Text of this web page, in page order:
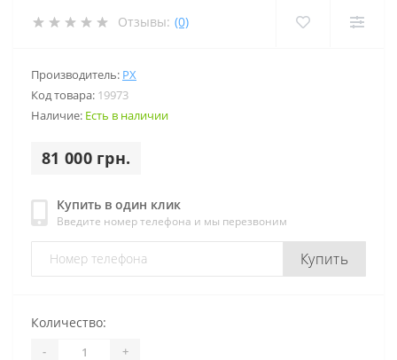
Отзывы: (0)
Производитель: PX
Код товара: 19973
Наличие: Есть в наличии
81 000 грн.
Купить в один клик
Введите номер телефона и мы перезвоним
Купить
Количество:
- +